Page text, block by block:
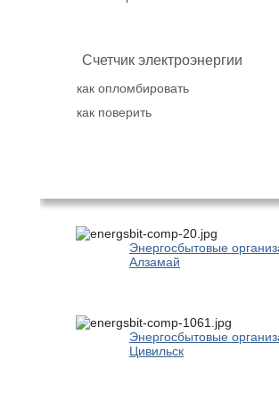
Счетчик электроэнергии
как опломбировать
как поверить
Энергосбытовые
Алзамай
Энергосбытовые
Цивильск